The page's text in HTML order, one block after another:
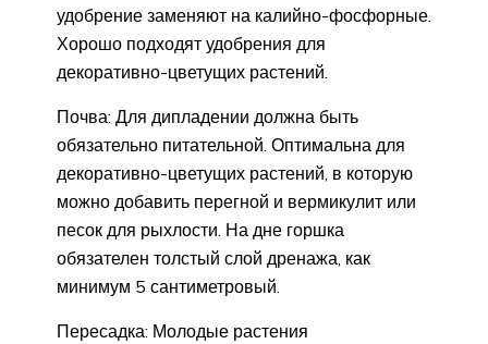
удобрение заменяют на калийно-фосфорные.
Хорошо подходят удобрения для
декоративно-цветущих растений.
Почва: Для дипладении должна быть
обязательно питательной. Оптимальна для
декоративно-цветущих растений, в которую
можно добавить перегной и вермикулит или
песок для рыхлости. На дне горшка
обязателен толстый слой дренажа, как
минимум 5 сантиметровый.
Пересадка: Молодые растения